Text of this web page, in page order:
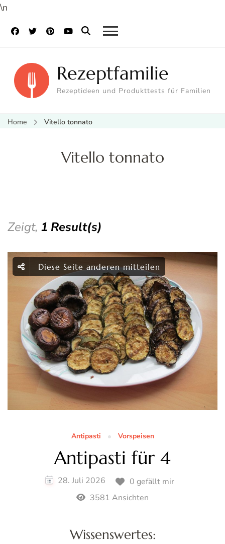
\n
Rezeptfamilie
Rezeptideen und Produkttests für Familien
Home Vitello tonnato
Vitello tonnato
Zeigt, 1 Result(s)
Diese Seite anderen mitteilen
Antipasti Vorspeisen
Antipasti für 4
28. Juli 2026
0 gefällt mir
3581 Ansichten
Wissenswertes: